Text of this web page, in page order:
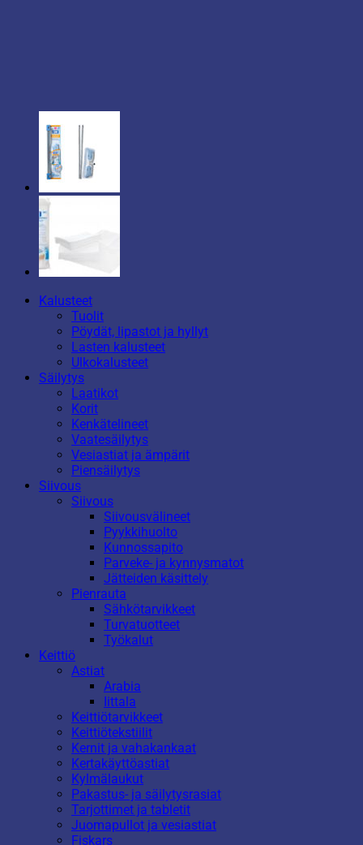
Kalusteet
Tuolit
Pöydät, lipastot ja hyllyt
Lasten kalusteet
Ulkokalusteet
Säilytys
Laatikot
Korit
Kenkätelineet
Vaatesäilytys
Vesiastiat ja ämpärit
Piensäilytys
Siivous
Siivous
Siivousvälineet
Pyykkihuolto
Kunnossapito
Parveke- ja kynnysmatot
Jätteiden käsittely
Pienrauta
Sähkötarvikkeet
Turvatuotteet
Työkalut
Keittiö
Astiat
Arabia
Iittala
Keittiötarvikkeet
Keittiötekstiilit
Kernit ja vahakankaat
Kertakäyttöastiat
Kylmälaukut
Pakastus- ja säilytysrasiat
Tarjottimet ja tabletit
Juomapullot ja vesiastiat
Fiskars